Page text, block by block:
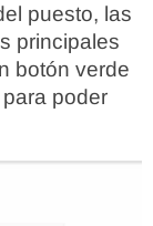
puesto, las
principales
botón verde
poder